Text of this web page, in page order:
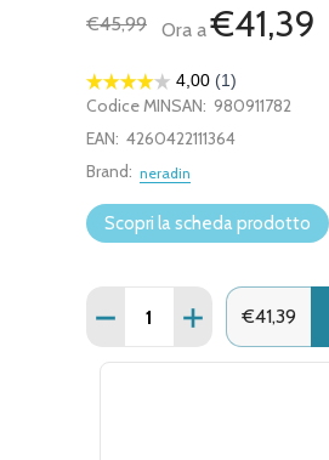
€45,99
Ora a€41,39
Codice MINSAN: 980911782
EAN: 4260422111364
Brand: neradin
Scopri la scheda prodotto
Quantità: €41,39